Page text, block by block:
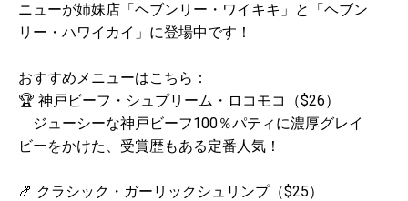
ニューが姉妹店「ヘブンリー・ワイキキ」と「ヘブン
リー・ハワイカイ」に登場中です！
おすすめメニューはこちら：
🏆 神戸ビーフ・シュプリーム・ロコモコ（$26）
ジューシーな神戸ビーフ100％パティに濃厚グレイ
ビーをかけた、受賞歴もある定番人気！
🍤 クラシック・ガーリックシュリンプ（$25）